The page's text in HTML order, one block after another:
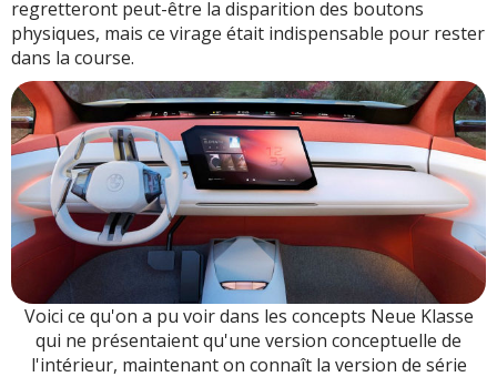
regretteront peut-être la disparition des boutons
physiques, mais ce virage était indispensable pour rester
dans la course.
Voici ce qu'on a pu voir dans les concepts Neue Klasse
qui ne présentaient qu'une version conceptuelle de
l'intérieur, maintenant on connaît la version de série